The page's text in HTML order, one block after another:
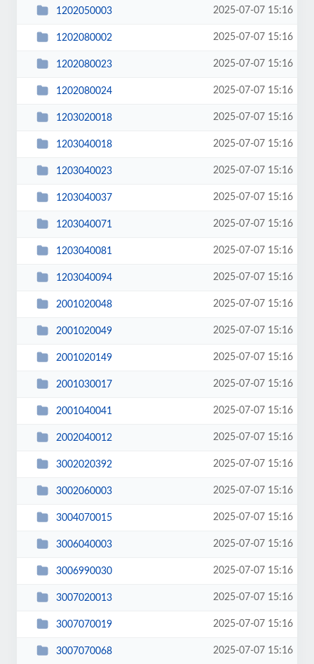
1202050003 2025-07-07 15:16
1202080002 2025-07-07 15:16
1202080023 2025-07-07 15:16
1202080024 2025-07-07 15:16
1203020018 2025-07-07 15:16
1203040018 2025-07-07 15:16
1203040023 2025-07-07 15:16
1203040037 2025-07-07 15:16
1203040071 2025-07-07 15:16
1203040081 2025-07-07 15:16
1203040094 2025-07-07 15:16
2001020048 2025-07-07 15:16
2001020049 2025-07-07 15:16
2001020149 2025-07-07 15:16
2001030017 2025-07-07 15:16
2001040041 2025-07-07 15:16
2002040012 2025-07-07 15:16
3002020392 2025-07-07 15:16
3002060003 2025-07-07 15:16
3004070015 2025-07-07 15:16
3006040003 2025-07-07 15:16
3006990030 2025-07-07 15:16
3007020013 2025-07-07 15:16
3007070019 2025-07-07 15:16
3007070068 2025-07-07 15:16